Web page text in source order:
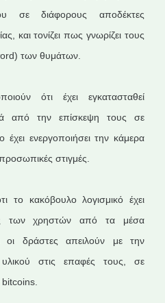
σε διάφορους αποδέκτες
και τονίζει πως γνωρίζει τους
των θυμάτων.
ότι έχει εγκατασταθεί
από την επίσκεψη τους σε
ενεργοποιήσει την κάμερα
στιγμές.
το κακόβουλο λογισμικό έχει
των χρηστών από τα μέσα
οι δράστες απειλούν με την
στις επαφές τους, σε